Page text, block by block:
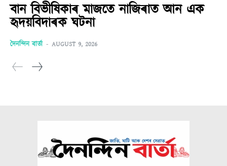
বান বিভীষিকাৰ মাজতে নাজিৰাত আন এক
হৃদয়বিদাৰক ঘটনা
দৈনন্দিন বাৰ্তা - AUGUST 9, 2026